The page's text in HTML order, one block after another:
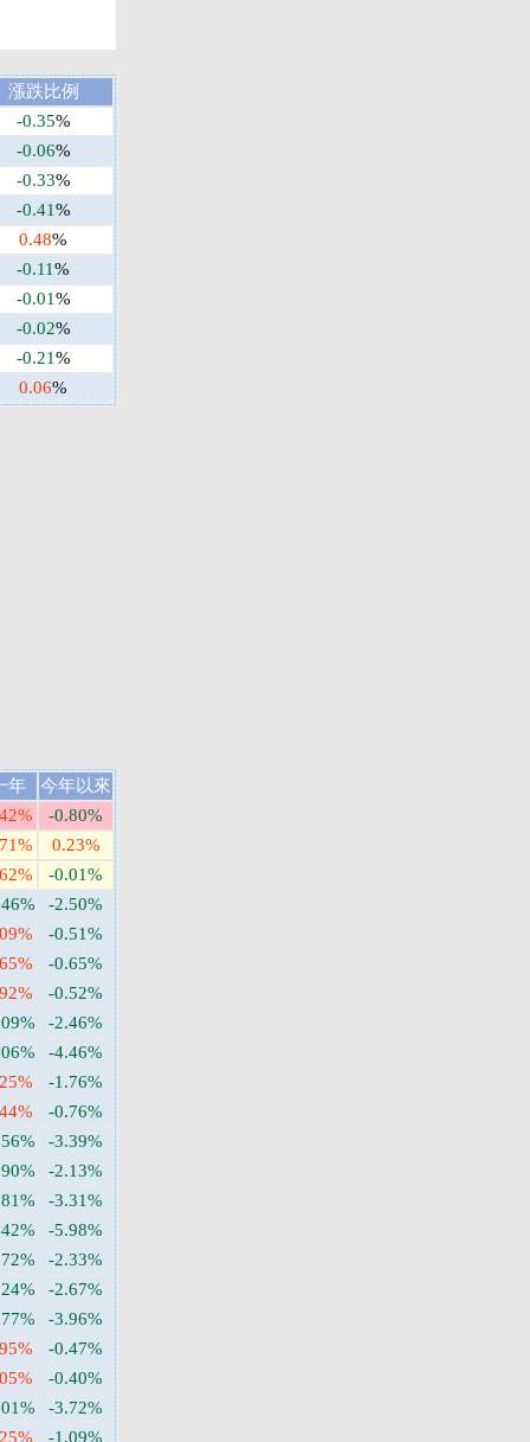
漲跌比例
-0.35%
-0.06%
-0.33%
-0.41%
0.48%
-0.11%
-0.01%
-0.02%
-0.21%
0.06%
年
今年以來
-0.80%
0.23%
-0.01%
-2.50%
-0.51%
-0.65%
-0.52%
-2.46%
-4.46%
-1.76%
-0.76%
-3.39%
-2.13%
-3.31%
-5.98%
-2.33%
-2.67%
-3.96%
-0.47%
-0.40%
-3.72%
-1.09%